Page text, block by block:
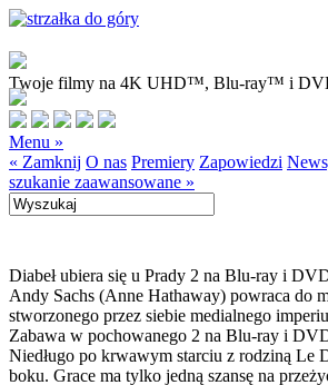
Twoje filmy na 4K UHD™, Blu-ray™ i
Menu »
« Zamknij O nas Premiery Zapowiedzi
szukanie zaawansowane »
Diabeł ubiera się u Prady 2 na Blu-ray i
Andy Sachs (Anne Hathaway) powraca do
stworzonego przez siebie medialnego
Zabawa w pochowanego 2 na Blu-ray i
Niedługo po krwawym starciu z rodziną Le
boku. Grace ma tylko jedną szansę na